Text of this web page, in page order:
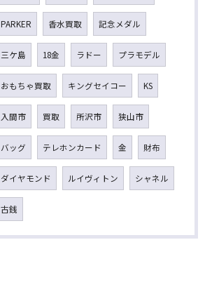
PARKER 香水買取 記念メダル
三ケ島 18金 ラドー プラモデル
おもちゃ買取 キングセイコー KS
入間市 買取 所沢市 狭山市
バッグ テレホンカード 金 財布
ダイヤモンド ルイヴィトン シャネル
古銭